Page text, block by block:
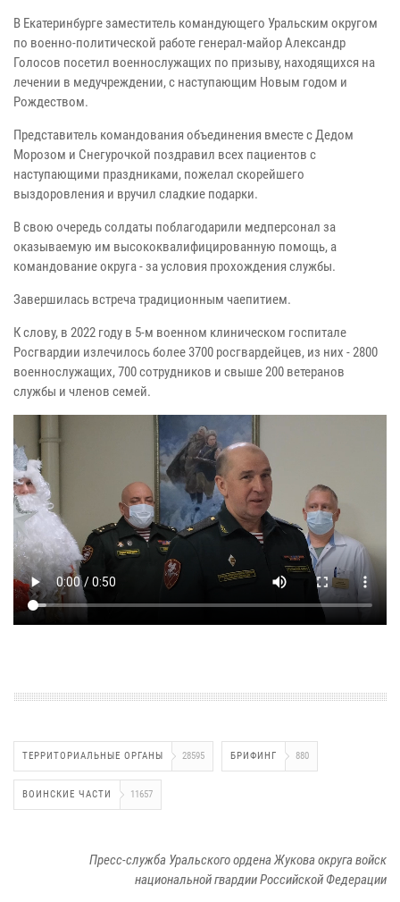
В Екатеринбурге заместитель командующего Уральским округом
по военно-политической работе генерал-майор Александр
Голосов посетил военнослужащих по призыву, находящихся на
лечении в медучреждении, с наступающим Новым годом и
Рождеством.
Представитель командования объединения вместе с Дедом
Морозом и Снегурочкой поздравил всех пациентов с
наступающими праздниками, пожелал скорейшего
выздоровления и вручил сладкие подарки.
В свою очередь солдаты поблагодарили медперсонал за
оказываемую им высококвалифицированную помощь, а
командование округа - за условия прохождения службы.
Завершилась встреча традиционным чаепитием.
К слову, в 2022 году в 5-м военном клиническом госпитале
Росгвардии излечилось более 3700 росгвардейцев, из них - 2800
военнослужащих, 700 сотрудников и свыше 200 ветеранов
службы и членов семей.
ТЕРРИТОРИАЛЬНЫЕ ОРГАНЫ 28595 БРИФИНГ 880
ВОИНСКИЕ ЧАСТИ 11657
Пресс-служба Уральского ордена Жукова округа войск
национальной гвардии Российской Федерации